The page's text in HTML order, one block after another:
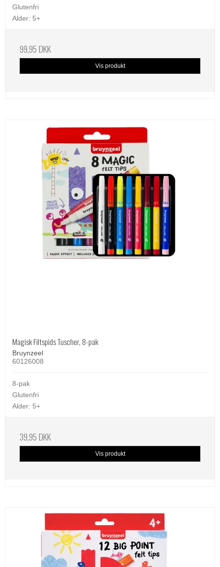
Glutenfri
Alder: 5+
99,95 DKK
Vis produkt
Magisk Filtspids Tuscher, 8-pak
Bruynzeel
60126008
8-pak
Glutenfri
Alder: 5+
39,95 DKK
Vis produkt